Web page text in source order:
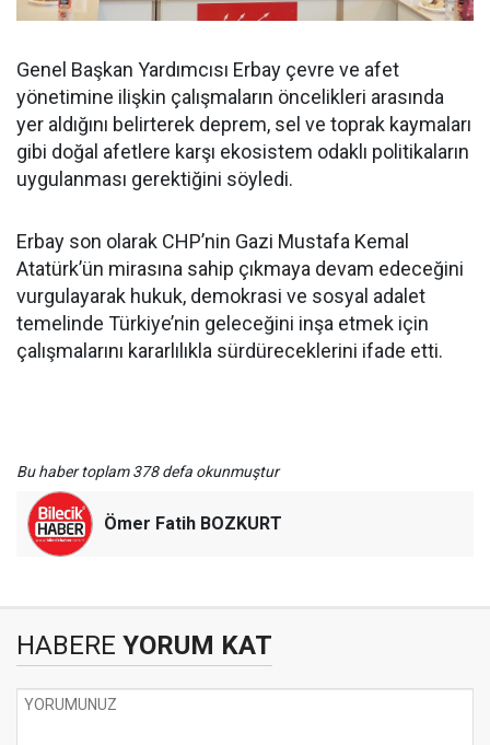
Genel Başkan Yardımcısı Erbay çevre ve afet
yönetimine ilişkin çalışmaların öncelikleri arasında
yer aldığını belirterek deprem, sel ve toprak kaymaları
gibi doğal afetlere karşı ekosistem odaklı politikaların
uygulanması gerektiğini söyledi.
Erbay son olarak CHP’nin Gazi Mustafa Kemal
Atatürk’ün mirasına sahip çıkmaya devam edeceğini
vurgulayarak hukuk, demokrasi ve sosyal adalet
temelinde Türkiye’nin geleceğini inşa etmek için
çalışmalarını kararlılıkla sürdüreceklerini ifade etti.
Bu haber toplam 378 defa okunmuştur
Ömer Fatih BOZKURT
HABERE YORUM KAT